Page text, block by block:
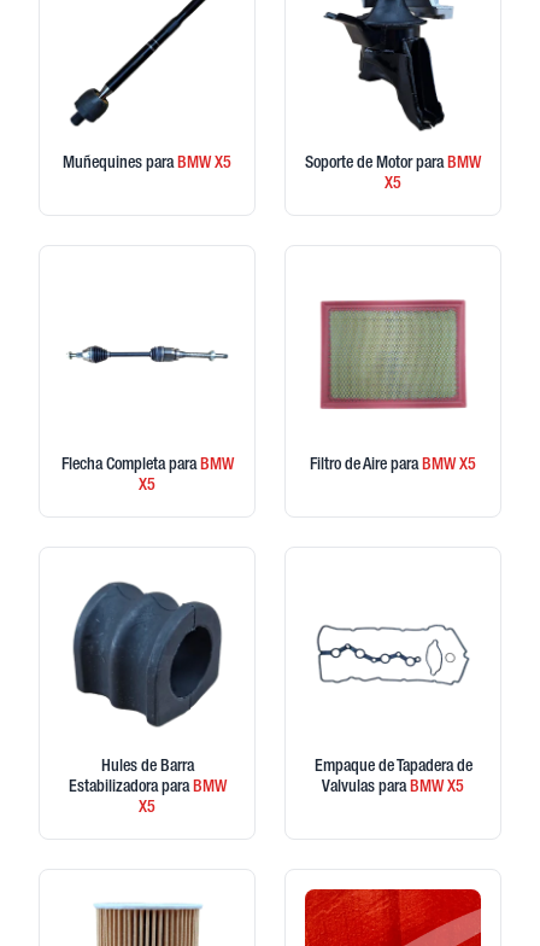
Muñequines paraBMW X5 Soporte de Motor paraBMW
X5
Flecha Completa paraBMW
X5
Filtro de Aire paraBMW X5
Hules de Barra
Estabilizadora paraBMW
X5
Empaque de Tapadera de
Valvulas paraBMW X5